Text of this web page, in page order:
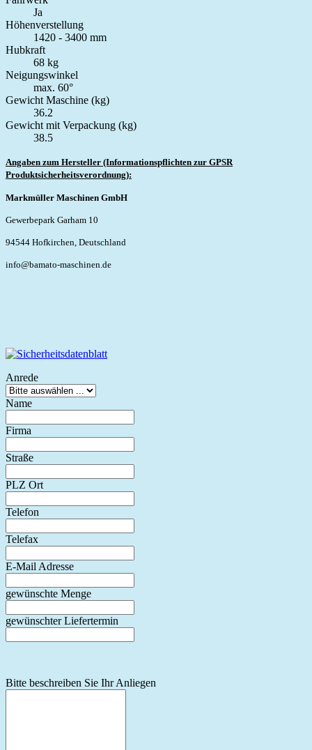
Ja
Höhenverstellung
1420 - 3400 mm
Hubkraft
68 kg
Neigungswinkel
max. 60°
Gewicht Maschine (kg)
36.2
Gewicht mit Verpackung (kg)
38.5
Angaben zum Hersteller (Informationspflichten zur GPSR
Produktsicherheitsverordnung):
Markmüller Maschinen GmbH
Gewerbepark Garham 10
94544 Hofkirchen, Deutschland
info@bamato-maschinen.de
Anrede
Name
Firma
Straße
PLZ Ort
Telefon
Telefax
E-Mail Adresse
gewünschte Menge
gewünschter Liefertermin
Bitte beschreiben Sie Ihr Anliegen